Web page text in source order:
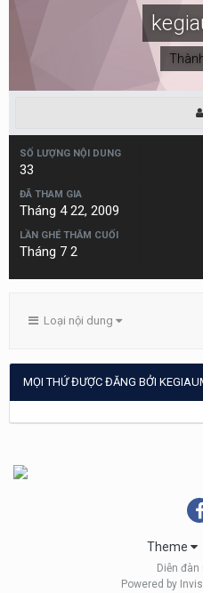
SỐ LƯỢNG NỘI DUNG
33
ĐÃ THAM GIA
Tháng 4 22, 2009
LẦN GHÉ THĂM CUỐI
Tháng 7 2
Loại nội dung
MỌI THỨ ĐƯỢC ĐĂNG BỞI
Theme
Diễn đàn
Powered by